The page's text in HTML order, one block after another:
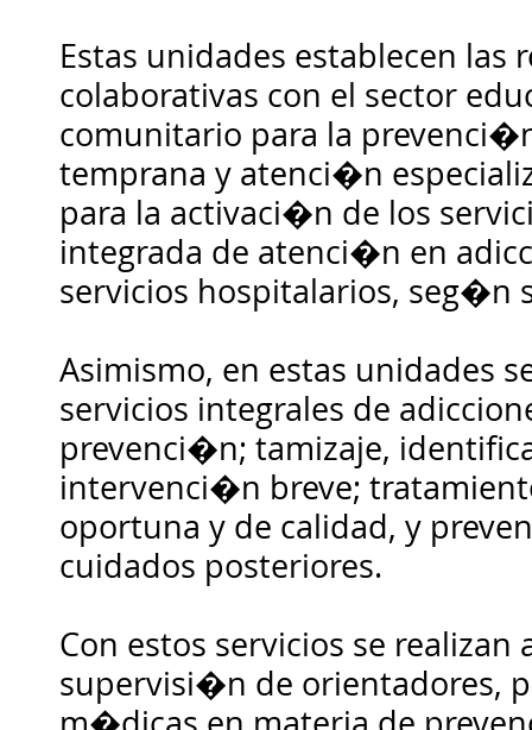
Estas unidades establecen las
colaborativas con el sector
comunitario para la
temprana y atenci�n
para la activaci�n de los
integrada de atenci�n en
servicios hospitalarios, seg�n
Asimismo, en estas unidades
servicios integrales de
prevenci�n; tamizaje,
intervenci�n breve;
oportuna y de calidad, y
cuidados posteriores.
Con estos servicios se realizan
supervisi�n de orientadores,